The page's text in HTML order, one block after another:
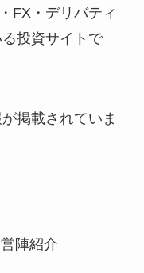
FX・デリバティ
投資サイトで
掲載されていま
陣紹介